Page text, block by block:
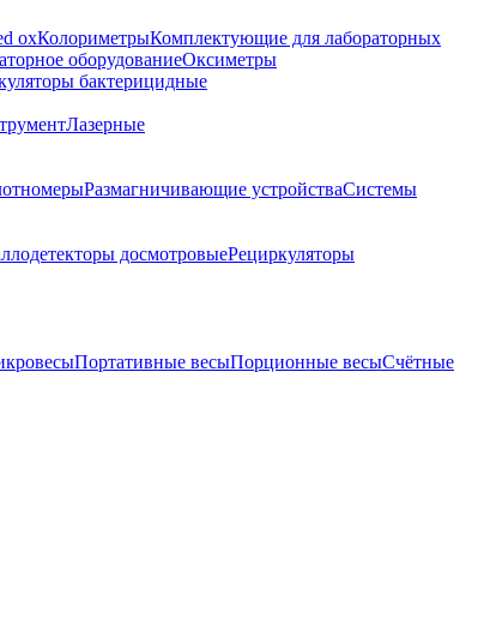
oxКолориметрыКомплектующие для лабораторных
оборудованиеОксиметры
бактерицидные
Лазерные
Размагничивающие устройстваСистемы
досмотровыеРециркуляторы
Портативные весыПорционные весыСчётные